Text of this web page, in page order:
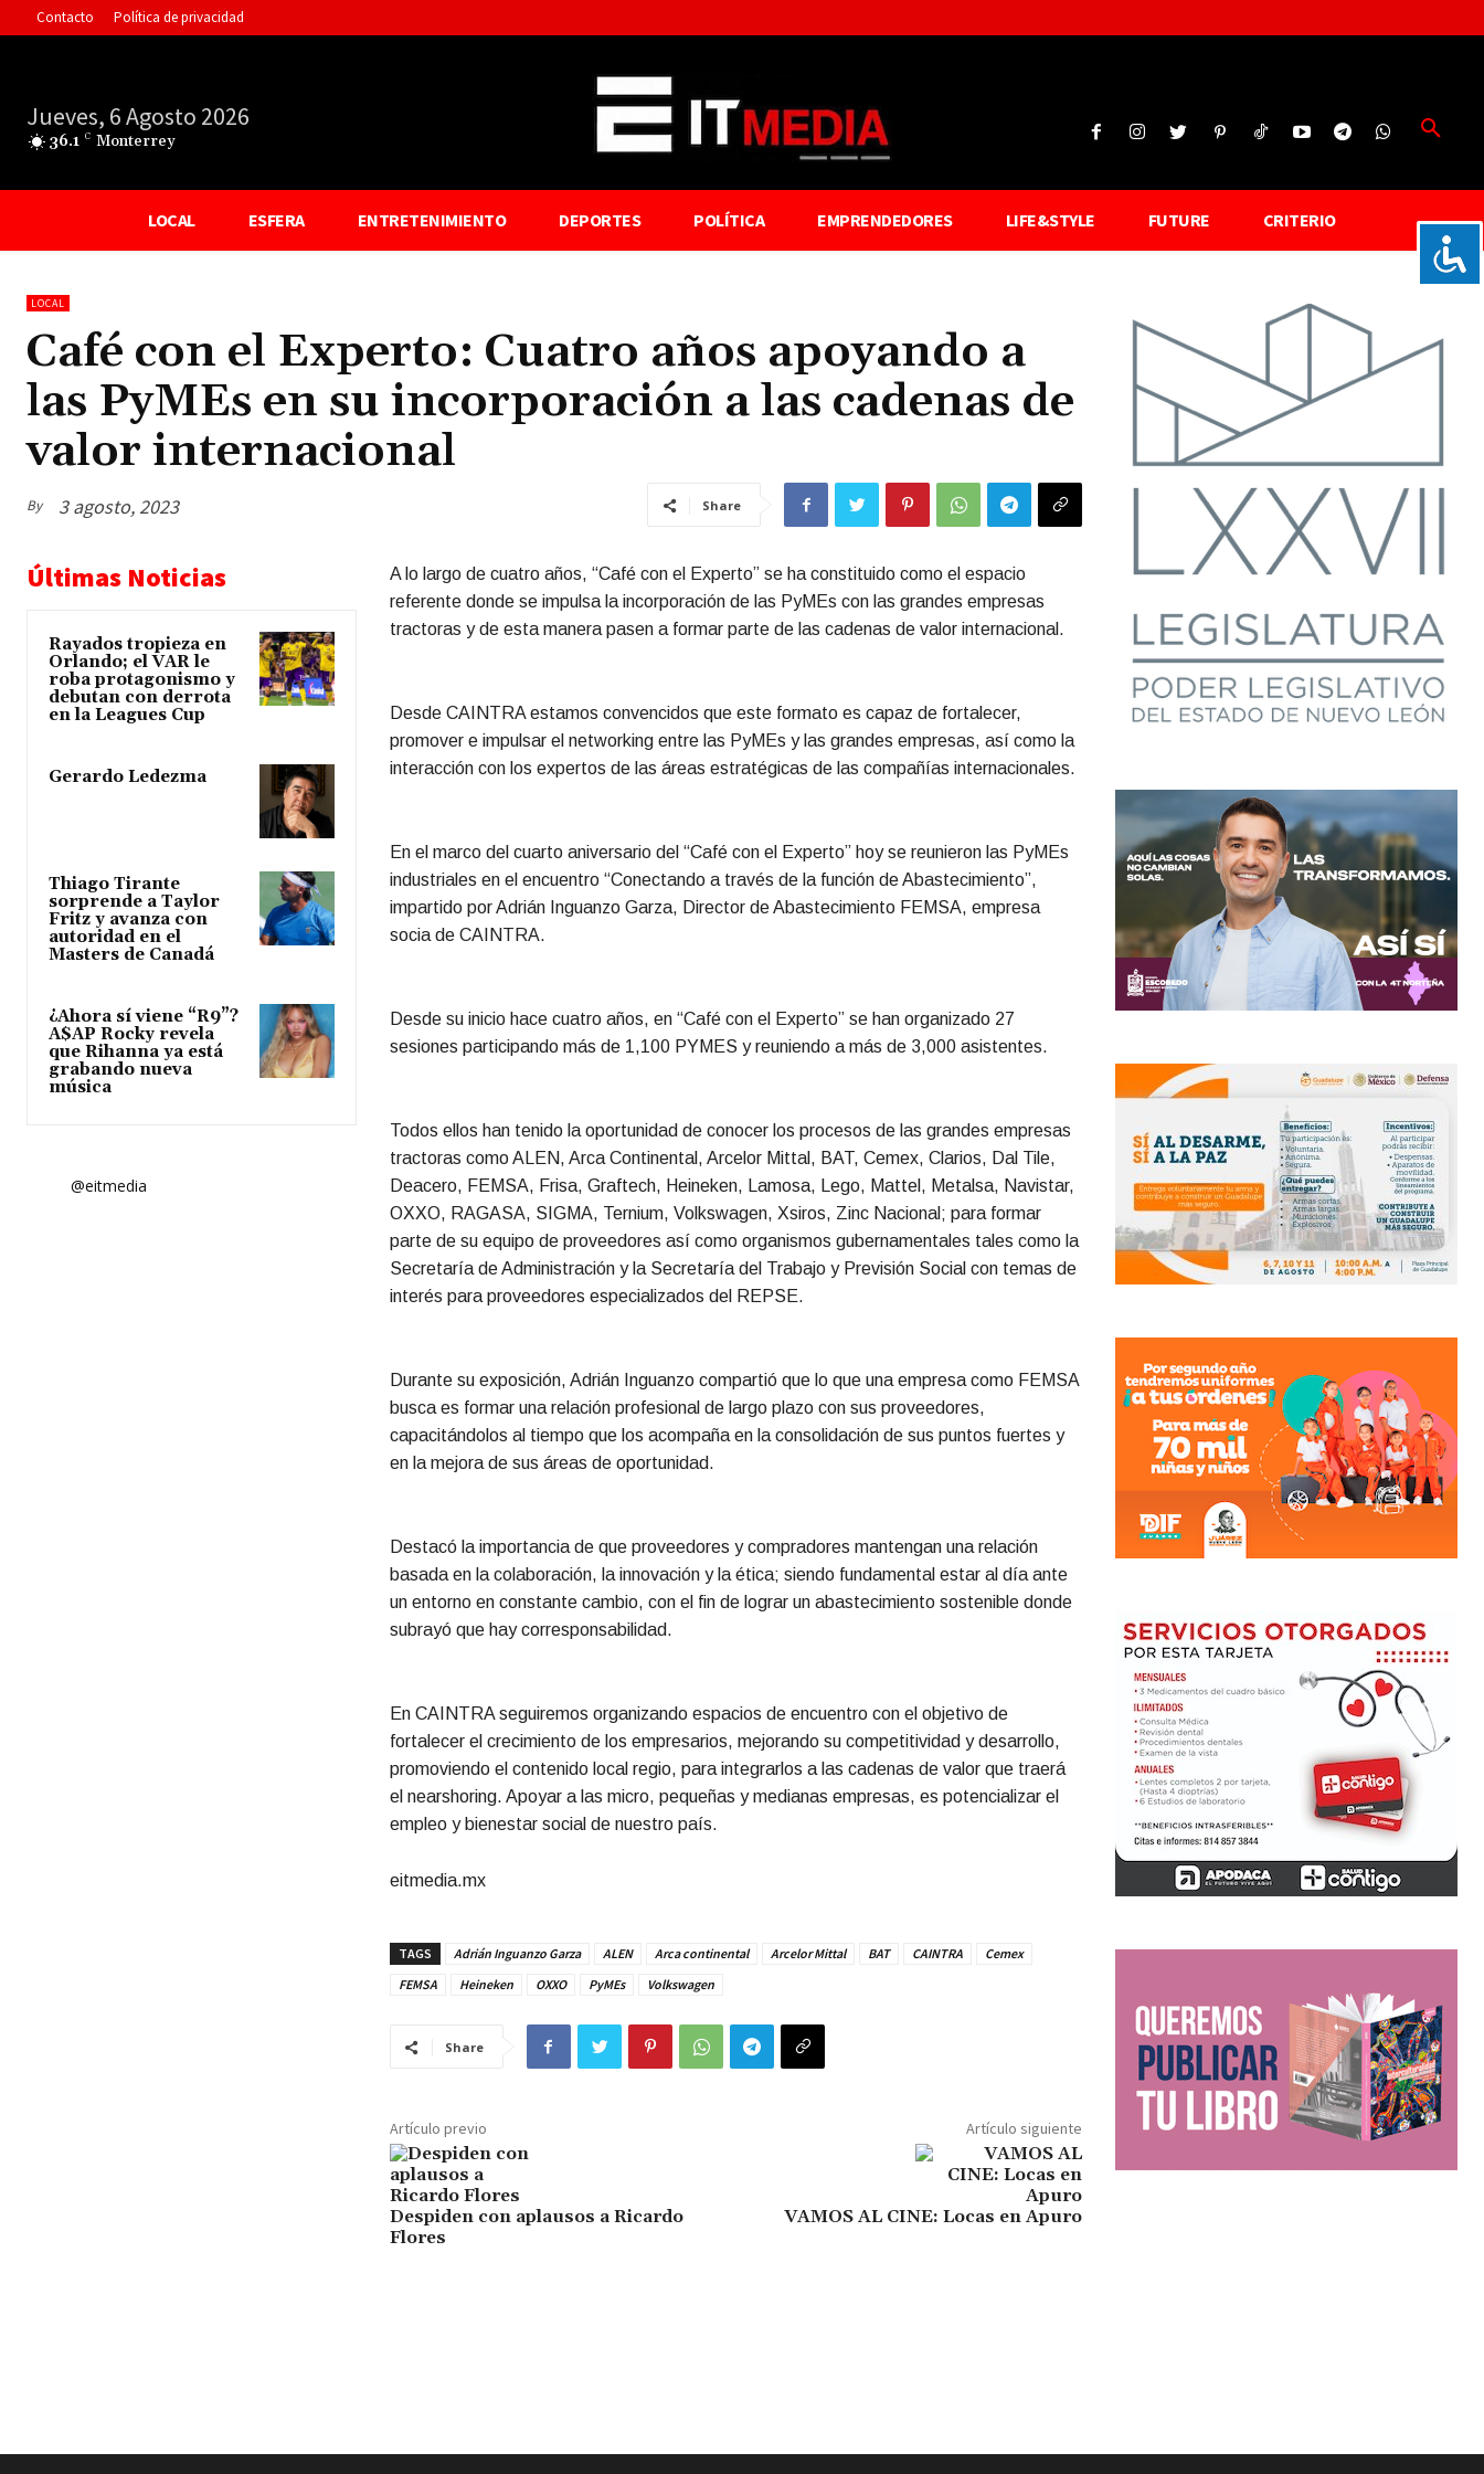
Contacto Política de privacidad
Jueves, 6 Agosto 2026
36.1 C Monterrey
LOCAL ESFERA ENTRETENIMIENTO DEPORTES POLÍTICA EMPRENDEDORES LIFE&STYLE FUTURE CRITERIO
LOCAL
Café con el Experto: Cuatro años apoyando a
las PyMEs en su incorporación a las cadenas de
valor internacional
By 3 agosto, 2023 Share
Últimas Noticias
Rayados tropieza en
Orlando; el VAR le
roba protagonismo y
debutan con derrota
en la Leagues Cup
Gerardo Ledezma
Thiago Tirante
sorprende a Taylor
Fritz y avanza con
autoridad en el
Masters de Canadá
¿Ahora sí viene “R9”?
A$AP Rocky revela
que Rihanna ya está
grabando nueva
música
@eitmedia
A lo largo de cuatro años, “Café con el Experto” se ha constituido como el espacio
referente donde se impulsa la incorporación de las PyMEs con las grandes empresas
tractoras y de esta manera pasen a formar parte de las cadenas de valor internacional.
Desde CAINTRA estamos convencidos que este formato es capaz de fortalecer,
promover e impulsar el networking entre las PyMEs y las grandes empresas, así como la
interacción con los expertos de las áreas estratégicas de las compañías internacionales.
En el marco del cuarto aniversario del “Café con el Experto” hoy se reunieron las PyMEs
industriales en el encuentro “Conectando a través de la función de Abastecimiento”,
impartido por Adrián Inguanzo Garza, Director de Abastecimiento FEMSA, empresa
socia de CAINTRA.
Desde su inicio hace cuatro años, en “Café con el Experto” se han organizado 27
sesiones participando más de 1,100 PYMES y reuniendo a más de 3,000 asistentes.
Todos ellos han tenido la oportunidad de conocer los procesos de las grandes empresas
tractoras como ALEN, Arca Continental, Arcelor Mittal, BAT, Cemex, Clarios, Dal Tile,
Deacero, FEMSA, Frisa, Graftech, Heineken, Lamosa, Lego, Mattel, Metalsa, Navistar,
OXXO, RAGASA, SIGMA, Ternium, Volkswagen, Xsiros, Zinc Nacional; para formar
parte de su equipo de proveedores así como organismos gubernamentales tales como la
Secretaría de Administración y la Secretaría del Trabajo y Previsión Social con temas de
interés para proveedores especializados del REPSE.
Durante su exposición, Adrián Inguanzo compartió que lo que una empresa como FEMSA
busca es formar una relación profesional de largo plazo con sus proveedores,
capacitándolos al tiempo que los acompaña en la consolidación de sus puntos fuertes y
en la mejora de sus áreas de oportunidad.
Destacó la importancia de que proveedores y compradores mantengan una relación
basada en la colaboración, la innovación y la ética; siendo fundamental estar al día ante
un entorno en constante cambio, con el fin de lograr un abastecimiento sostenible donde
subrayó que hay corresponsabilidad.
En CAINTRA seguiremos organizando espacios de encuentro con el objetivo de
fortalecer el crecimiento de los empresarios, mejorando su competitividad y desarrollo,
promoviendo el contenido local regio, para integrarlos a las cadenas de valor que traerá
el nearshoring. Apoyar a las micro, pequeñas y medianas empresas, es potencializar el
empleo y bienestar social de nuestro país.
eitmedia.mx
TAGS Adrián Inguanzo Garza ALEN Arca continental Arcelor Mittal BAT CAINTRA
Cemex
FEMSA
Heineken OXXO PyMEs Volkswagen
Share
Artículo previo
Despiden con aplausos a Ricardo
Flores
Artículo siguiente
VAMOS AL CINE: Locas en Apuro